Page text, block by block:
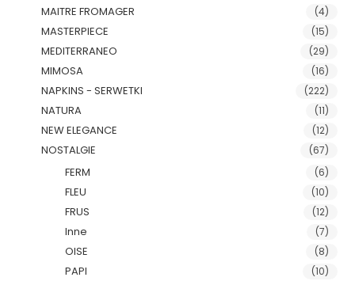
MAITRE FROMAGER (4)
MASTERPIECE (15)
MEDITERRANEO (29)
MIMOSA (16)
NAPKINS - SERWETKI (222)
NATURA (11)
NEW ELEGANCE (12)
NOSTALGIE (67)
FERM (6)
FLEU (10)
FRUS (12)
Inne (7)
OISE (8)
PAPI (10)